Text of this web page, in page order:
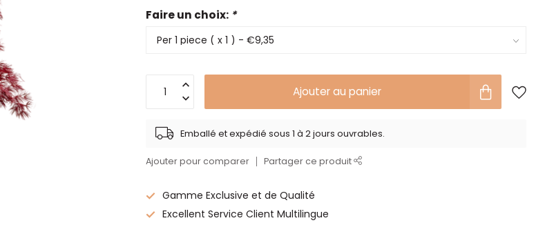
Faire un choix: *
Ajouter au panier
Emballé et expédié sous 1 à 2 jours ouvrables.
Ajouter pour comparer Partager ce produit
Gamme Exclusive et de Qualité
Excellent Service Client Multilingue